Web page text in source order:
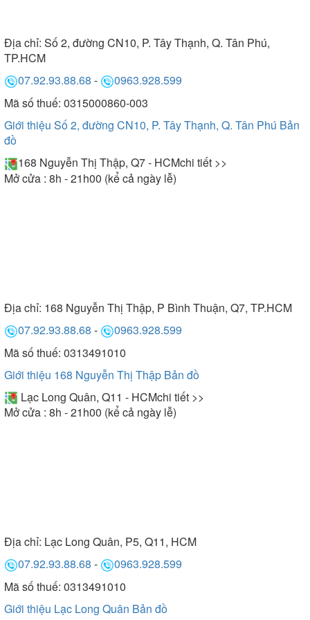
Địa chỉ: Số 2, đường CN10, P. Tây Thạnh, Q. Tân Phú,
TP.HCM
07.92.93.88.68 -
0963.928.599
Mã số thuế: 0315000860-003
Giới thiệu Số 2, đường CN10, P. Tây Thạnh, Q. Tân Phú Bản
đồ
168 Nguyễn Thị Thập, Q7 - HCMchi tiết >>
Mở cửa : 8h - 21h00 (kể cả ngày lễ)
Địa chỉ: 168 Nguyễn Thị Thập, P Bình Thuận, Q7, TP.HCM
07.92.93.88.68 -
0963.928.599
Mã số thuế: 0313491010
Giới thiệu 168 Nguyễn Thị Thập Bản đồ
Lạc Long Quân, Q11 - HCMchi tiết >>
Mở cửa : 8h - 21h00 (kể cả ngày lễ)
Địa chỉ: Lạc Long Quân, P5, Q11, HCM
07.92.93.88.68 -
0963.928.599
Mã số thuế: 0313491010
Giới thiệu Lạc Long Quân Bản đồ